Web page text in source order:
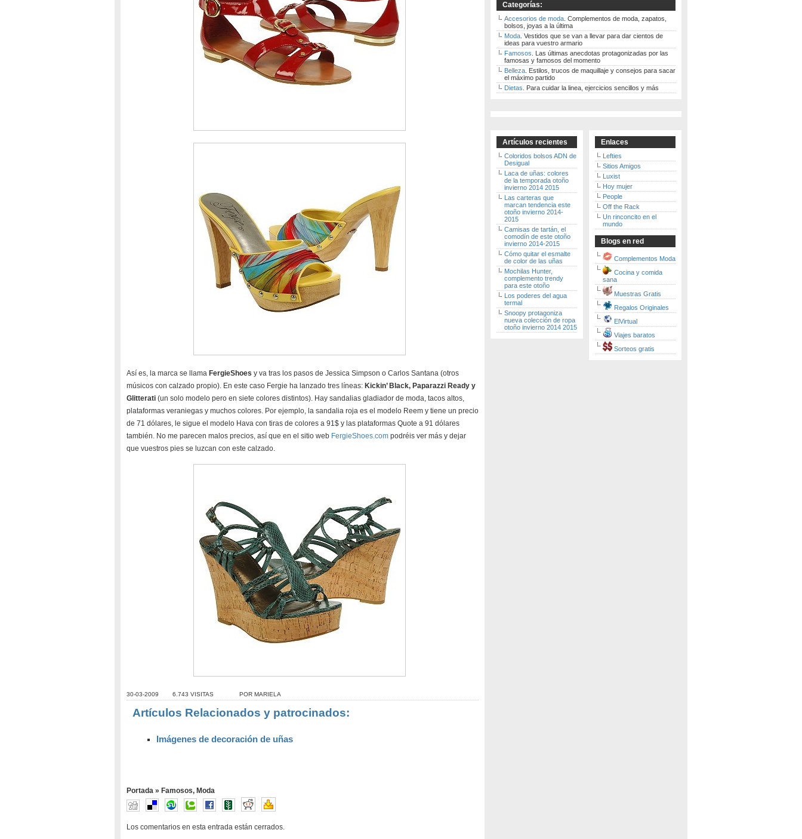
Así es, la marca se llama FergieShoes y va tras los pasos de Jessica Simpson o Carlos Santana (otros
músicos con calzado propio). En este caso Fergie ha lanzado tres líneas: Kickin’ Black, Paparazzi Ready y
Glitterati (un solo modelo pero en siete colores distintos). Hay sandalias gladiador de moda, tacos altos,
plataformas veraniegas y muchos colores. Por ejemplo, la sandalia roja es el modelo Reem y tiene un precio
de 71 dólares, le sigue el modelo Hava con tiras de colores a 91$ y las plataformas Quote a 91 dólares
también. No me parecen malos precios, así que en el sitio web FergieShoes.com podréis ver más y dejar
que vuestros pies se luzcan con este calzado.
30-03-2009 6.743 VISITAS POR MARIELA
Artículos Relacionados y patrocinados:
Imágenes de decoración de uñas
Portada » Famosos, Moda
Los comentarios en esta entrada están cerrados.
Categorías:
Accesorios de moda . Complementos de moda, zapatos,
bolsos, joyas a la última
Moda . Vestidos que se van a llevar para dar cientos de
ideas para vuestro armario
Famosos . Las últimas anecdotas protagonizadas por las
famosas y famosos del momento
Belleza . Estilos, trucos de maquillaje y consejos para sacar
el máximo partido
Dietas . Para cuidar la linea, ejercicios sencillos y más
Artículos recientes
Coloridos bolsos ADN de
Desigual
Laca de uñas: colores
de la temporada otoño
invierno 2014 2015
Las carteras que
marcan tendencia este
otoño invierno 2014-
2015
Camisas de tartán, el
comodín de este otoño
invierno 2014-2015
Cómo quitar el esmalte
de color de las uñas
Mochilas Hunter,
complemento trendy
para este otoño
Los poderes del agua
termal
Snoopy protagoniza
nueva colección de ropa
otoño invierno 2014 2015
Enlaces
Lefties
Sitios Amigos
Luxist
Hoy mujer
People
Off the Rack
Un rinconcito en el
mundo
Blogs en red
Complementos Moda
Cocina y comida
sana
Muestras Gratis
Regalos Originales
ElVirtual
Viajes baratos
Sorteos gratis